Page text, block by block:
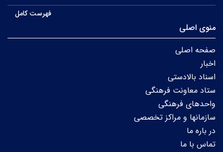
فهرست کامل
منوی اصلی
صفحه اصلی
اخبار
اسناد بالادستی
ستاد معاونت فرهنگی
واحدهای فرهنگی
سازمانها و مراکز تخصصی
در باره ما
تماس با ما